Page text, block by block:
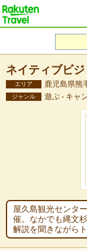
ネイティブビジ
エリア 鹿児島県熊
ジャンル 遊ぶ - キャ
屋久島観光センタ
催。なかでも縄文
解説を聞きながら